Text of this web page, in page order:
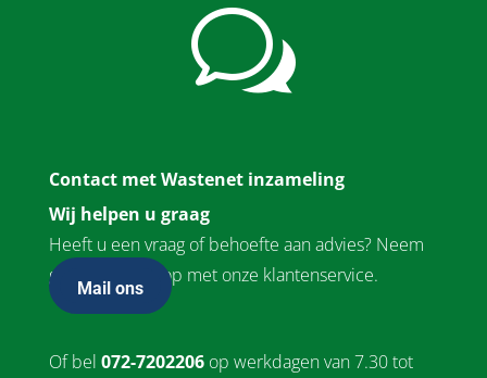
w
Contact met Wastenet inzameling
Wij helpen u graag
Heeft u een vraag of behoefte aan advies? Neem
gerust contact op met onze klantenservice.
Mail ons
Of bel 072-7202206op werkdagen van 7.30 tot